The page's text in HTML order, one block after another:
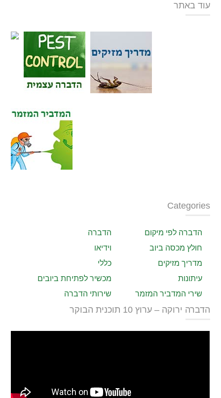
עוד באתר
Categories
הדברה
הדברה לפי מיקום
וידיאו
חולץ מכסה ביוב
כללי
מדריך מזיקים
מכשיר לפתיחת ביובים
עיתונות
שירותי הדברה
שירי המדביר המזמר
הדברה ירוקה – ערוץ 10 תוכנית הבוקר